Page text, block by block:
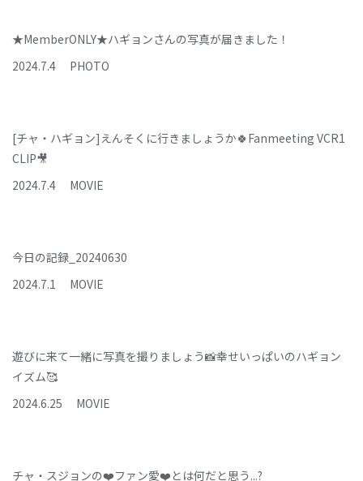
★MemberONLY★ハギョンさんの写真が届きました！
2024.7.4 PHOTO
[チャ・ハギョン]えんそくに行きましょうか🍀Fanmeeting VCR1
CLIP🎥
2024.7.4 MOVIE
今日の記録_20240630
2024.7.1 MOVIE
遊びに来て一緒に写真を撮りましょう📸幸せいっぱいのハギョン
イズム🥰
2024.6.25 MOVIE
チャ・スジョンの❤️ファン愛❤️とは何だと思う...?